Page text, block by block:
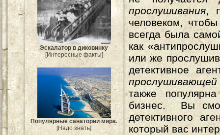
Эскалатор в диковинку
[Интересные факты]
Популярные санатории мира.
[Надо знать]
прослушивания,
человеком,
всегда была
как
или же
детективное
также
бизнес. Вы
детективного
который вас